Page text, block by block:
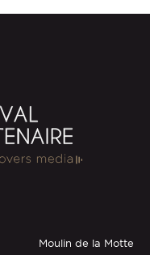
Moulin de la Motte